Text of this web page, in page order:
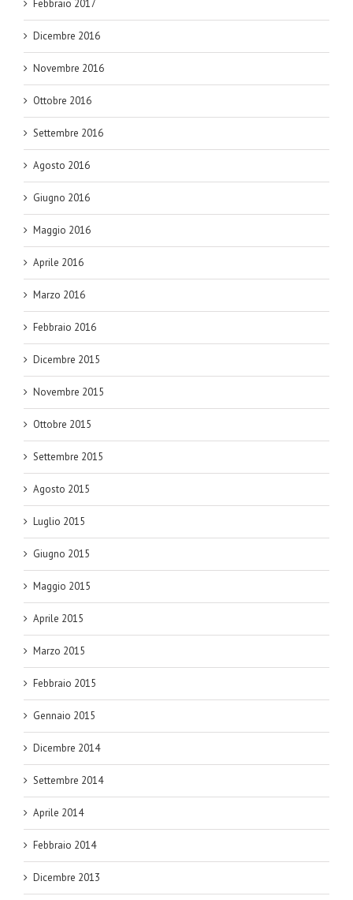
Febbraio 2017
Dicembre 2016
Novembre 2016
Ottobre 2016
Settembre 2016
Agosto 2016
Giugno 2016
Maggio 2016
Aprile 2016
Marzo 2016
Febbraio 2016
Dicembre 2015
Novembre 2015
Ottobre 2015
Settembre 2015
Agosto 2015
Luglio 2015
Giugno 2015
Maggio 2015
Aprile 2015
Marzo 2015
Febbraio 2015
Gennaio 2015
Dicembre 2014
Settembre 2014
Aprile 2014
Febbraio 2014
Dicembre 2013